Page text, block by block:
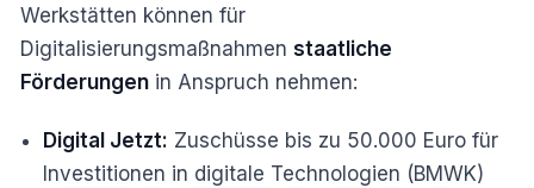
Werkstätten können für
Digitalisierungsmaßnahmen staatliche
Förderungen in Anspruch nehmen:
Digital Jetzt: Zuschüsse bis zu 50.000 Euro für
Investitionen in digitale Technologien (BMWK)